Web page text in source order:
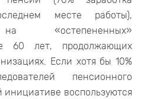
месте работы),
«остепененных»
60 лет, продолжающих
Если хотя бы 10%
пенсионного
инициативе воспользуются